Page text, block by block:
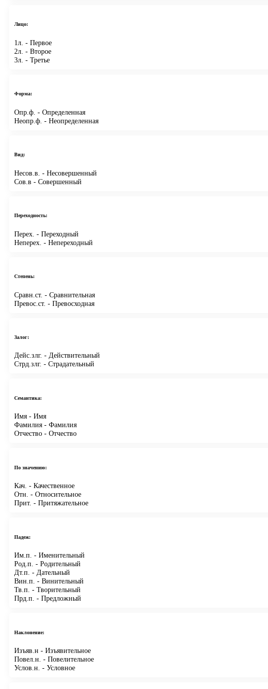
Лицо:
1л. - Первое
2л. - Второе
3л. - Третье
Форма:
Опр.ф. - Определенная
Неопр.ф. - Неопределенная
Вид:
Несов.в. - Несовершенный
Сов.в - Совершенный
Переходность:
Перех. - Переходный
Неперех. - Непереходный
Степень:
Сравн.ст. - Сравнительная
Превос.ст. - Превосходная
Залог:
Дейс.злг. - Действительный
Стрд.злг. - Страдательный
Семантика:
Имя - Имя
Фамилия - Фамилия
Отчество - Отчество
По значению:
Кач. - Качественное
Отн. - Относительное
Прит. - Притяжательное
Падеж:
Им.п. - Именительный
Род.п. - Родительный
Дт.п. - Дательный
Вин.п. - Винительный
Тв.п. - Творительный
Прд.п. - Предложный
Наклонение:
Изъяв.н - Изъявительное
Повел.н. - Повелительное
Услов.н. - Условное